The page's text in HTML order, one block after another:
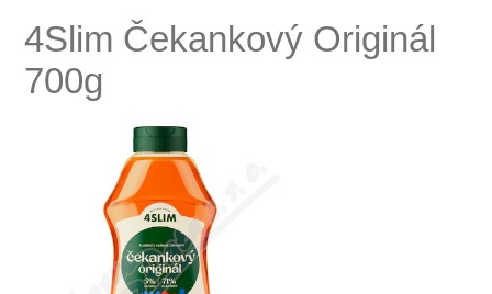
4Slim Čekankový Originál
700g